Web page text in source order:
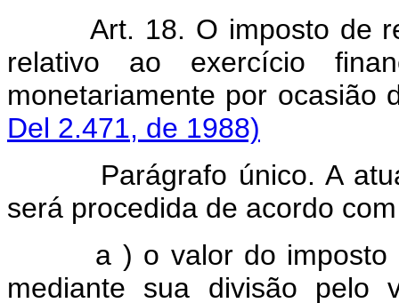
Art. 18. O imposto de
relativo ao exercício
monetariamente por
Del 2.471, de 1988)
Parágrafo único. A
será procedida de acordo
a ) o valor do imposto
mediante sua divisão